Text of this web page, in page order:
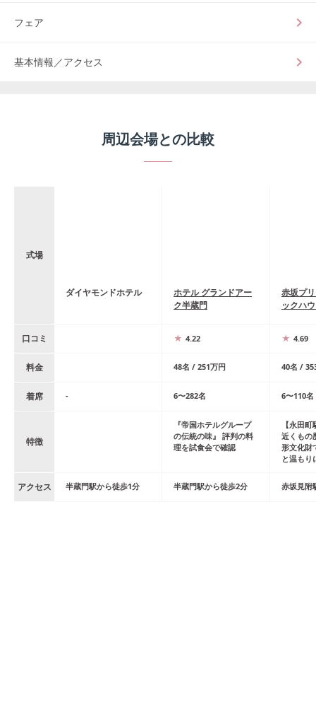
フェア
基本情報／アクセス
周辺会場との比較
式場
ダイヤモンドホテル
ホテル グランドアー
ク半蔵門
赤坂プ
ックハ
口コミ 4.22 4.69
料金 48名 / 251万円 40名 /
着席 - 6〜282名 6〜110名
特徴
『帝国ホテルグループ
の伝統の味』 評判の料
理を試食会で確認
【永田
近くもの
形文化財
と温もり
アクセス 半蔵門駅から徒歩1分 半蔵門駅から徒歩2分 赤坂見附